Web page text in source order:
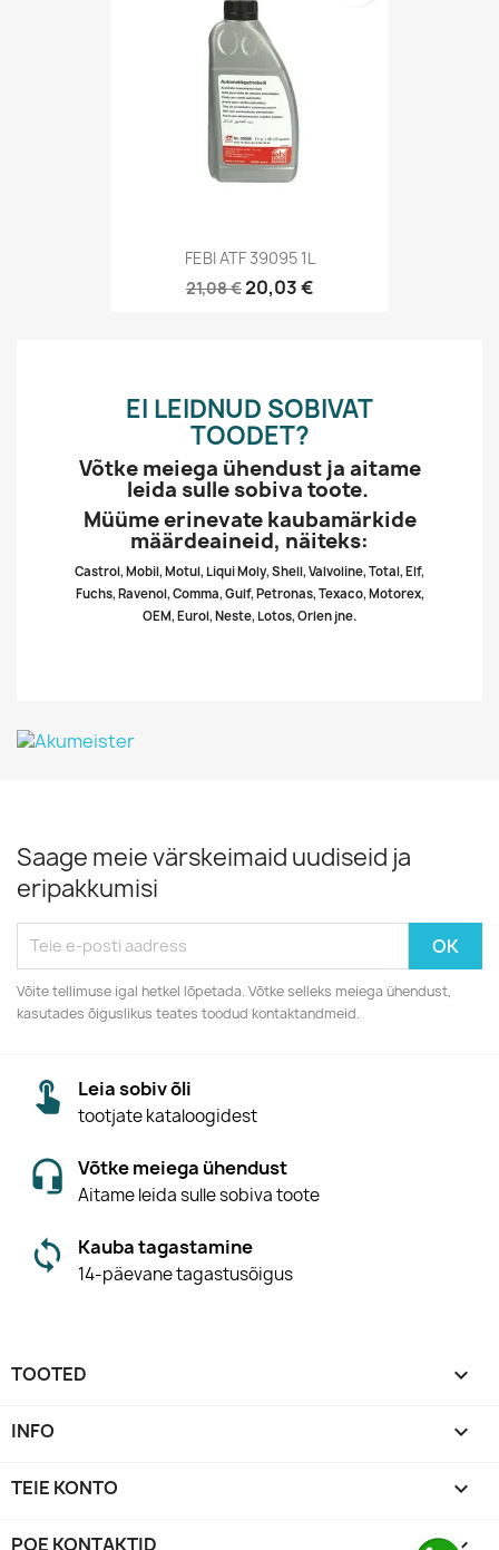
FEBI ATF 39095 1L
21,08 €20,03 €
EI LEIDNUD SOBIVAT
TOODET?
Võtke meiega ühendust ja aitame
leida sulle sobiva toote.
Müüme erinevate kaubamärkide
määrdeaineid, näiteks:
Castrol, Mobil, Motul, Liqui Moly, Shell, Valvoline, Total, Elf,
Fuchs, Ravenol, Comma, Gulf, Petronas, Texaco, Motorex,
OEM, Eurol, Neste, Lotos, Orlen jne.
Saage meie värskeimaid uudiseid ja
eripakkumisi
Võite tellimuse igal hetkel lõpetada. Võtke selleks meiega ühendust,
kasutades õiguslikus teates toodud kontaktandmeid.
Leia sobiv õli
tootjate kataloogidest
Võtke meiega ühendust
Aitame leida sulle sobiva toote
Kauba tagastamine
14-päevane tagastusõigus
TOOTED 
INFO 
TEIE KONTO 
POE KONTAKTID